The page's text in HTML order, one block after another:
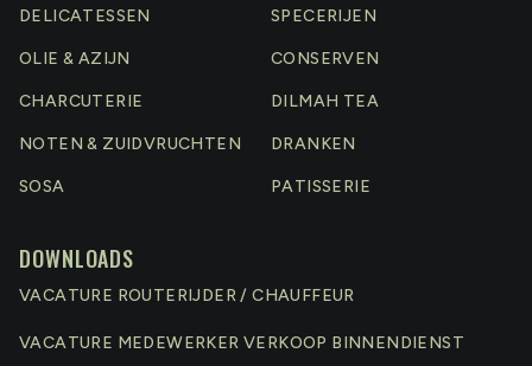
DELICATESSEN SPECERIJEN
OLIE & AZIJN CONSERVEN
CHARCUTERIE DILMAH TEA
NOTEN & ZUIDVRUCHTEN DRANKEN
SOSA PATISSERIE
DOWNLOADS
VACATURE ROUTERIJDER / CHAUFFEUR
VACATURE MEDEWERKER VERKOOP BINNENDIENST